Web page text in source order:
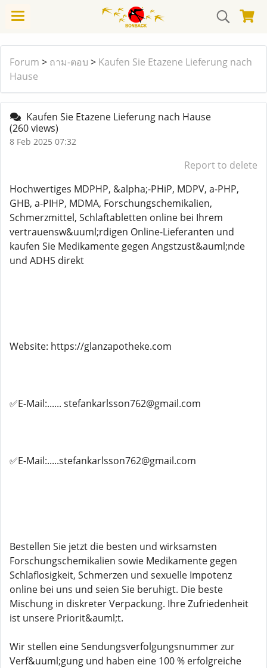
Forum > ถาม-ตอบ > Kaufen Sie Etazene Lieferung nach
Hause
Kaufen Sie Etazene Lieferung nach Hause
(260 views)
8 Feb 2025 07:32
Report to delete
Hochwertiges MDPHP, &alpha;-PHiP, MDPV, a-PHP,
GHB, a-PIHP, MDMA, Forschungschemikalien,
Schmerzmittel, Schlaftabletten online bei Ihrem
vertrauensw&uuml;rdigen Online-Lieferanten und
kaufen Sie Medikamente gegen Angstzust&auml;nde
und ADHS direkt
Website: https://glanzapotheke.com
✅E-Mail:...... stefankarlsson762@gmail.com
✅E-Mail:.....stefankarlsson762@gmail.com
Bestellen Sie jetzt die besten und wirksamsten
Forschungschemikalien sowie Medikamente gegen
Schlaflosigkeit, Schmerzen und sexuelle Impotenz
online bei uns und seien Sie beruhigt. Die beste
Mischung in diskreter Verpackung. Ihre Zufriedenheit
ist unsere Priorit&auml;t.
Wir stellen eine Sendungsverfolgungsnummer zur
Verf&uuml;gung und haben eine 100 % erfolgreiche